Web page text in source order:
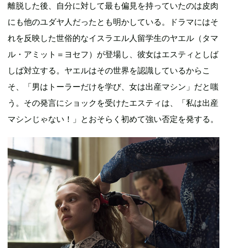
離脱した後、自分に対して最も偏見を持っていたのは皮肉
にも他のユダヤ人だったとも明かしている。ドラマにはそ
れを反映した世俗的なイスラエル人留学生のヤエル（タマ
ル・アミット＝ヨセフ）が登場し、彼女はエスティとしば
しば対立する。ヤエルはその世界を認識しているからこ
そ、「男はトーラーだけを学び、女は出産マシン」だと嗤
う。その発言にショックを受けたエスティは、「私は出産
マシンじゃない！」とおそらく初めて強い否定を発する。